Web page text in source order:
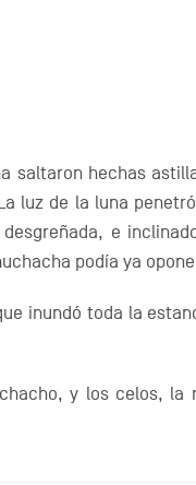
saltaron hechas
luz de la luna
e
podía ya
inundó toda la
y los celos, la